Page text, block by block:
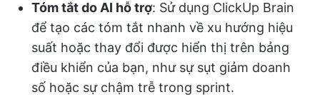
Tóm tắt do AI hỗ trợ: Sử dụng ClickUp Brain
để tạo các tóm tắt nhanh về xu hướng hiệu
suất hoặc thay đổi được hiển thị trên bảng
điều khiển của bạn, như sự sụt giảm doanh
số hoặc sự chậm trễ trong sprint.